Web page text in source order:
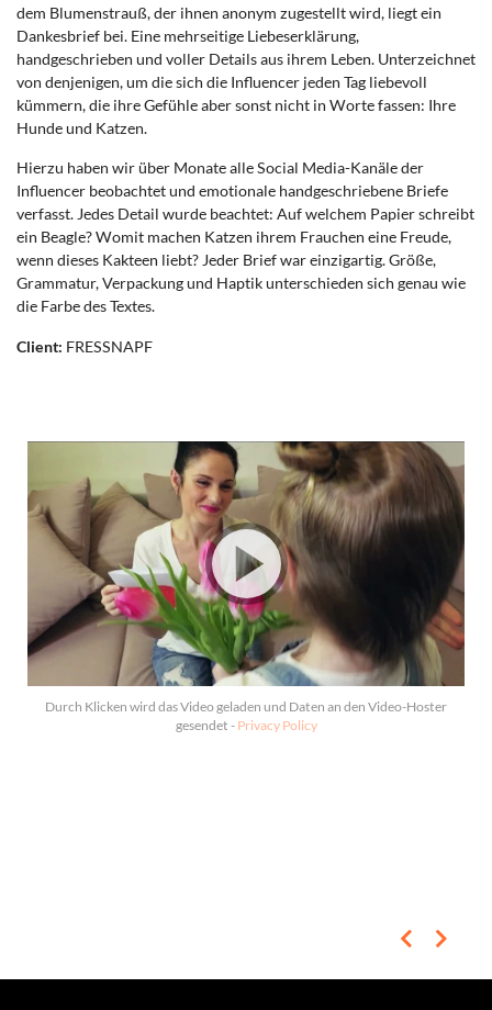
dem Blumenstrauß, der ihnen anonym zugestellt wird, liegt ein
Dankesbrief bei. Eine mehrseitige Liebeserklärung,
handgeschrieben und voller Details aus ihrem Leben. Unterzeichnet
von denjenigen, um die sich die Influencer jeden Tag liebevoll
kümmern, die ihre Gefühle aber sonst nicht in Worte fassen: Ihre
Hunde und Katzen.
Hierzu haben wir über Monate alle Social Media-Kanäle der
Influencer beobachtet und emotionale handgeschriebene Briefe
verfasst. Jedes Detail wurde beachtet: Auf welchem Papier schreibt
ein Beagle? Womit machen Katzen ihrem Frauchen eine Freude,
wenn dieses Kakteen liebt? Jeder Brief war einzigartig. Größe,
Grammatur, Verpackung und Haptik unterschieden sich genau wie
die Farbe des Textes.
Client: FRESSNAPF
Durch Klicken wird das Video geladen und Daten an den Video-Hoster
gesendet - Privacy Policy